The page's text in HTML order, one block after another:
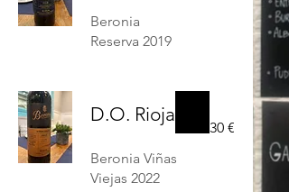
Beronia
Reserva 2019
D.O. Rioja
Beronia Viñas
Viejas 2022
30 €